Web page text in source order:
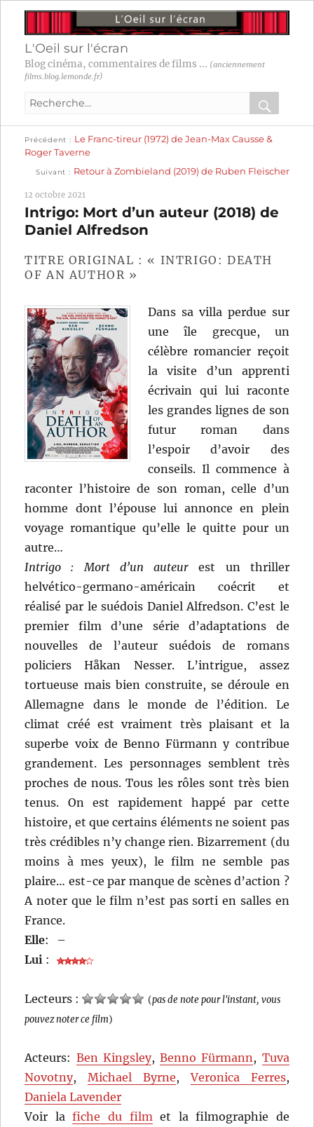
L'Oeil sur l'écran
Blog cinéma, commentaires de films ... (anciennement
films.blog.lemonde.fr)
Recherche
:
OK
Navigation
de
l’article
Précédent
précédente :
Le Franc-tireur (1972) de Jean-Max Causse &
Roger Taverne
Suivant
suivante :
Retour à Zombieland (2019) de Ruben Fleischer
12 octobre 2021
Intrigo: Mort d’un auteur (2018) de
Daniel Alfredson
TITRE ORIGINAL : « INTRIGO: DEATH
OF AN AUTHOR »
Dans sa villa perdue sur
une île grecque, un
célèbre romancier reçoit
la visite d’un apprenti
écrivain qui lui raconte
les grandes lignes de son
futur roman dans
l’espoir d’avoir des
conseils. Il commence à
raconter l’histoire de son roman, celle d’un
homme dont l’épouse lui annonce en plein
voyage romantique qu’elle le quitte pour un
autre…
Intrigo : Mort d’un auteur est un thriller
helvético-germano-américain coécrit et
réalisé par le suédois Daniel Alfredson. C’est le
premier film d’une série d’adaptations de
nouvelles de l’auteur suédois de romans
policiers Håkan Nesser. L’intrigue, assez
tortueuse mais bien construite, se déroule en
Allemagne dans le monde de l’édition. Le
climat créé est vraiment très plaisant et la
superbe voix de Benno Fürmann y contribue
grandement. Les personnages semblent très
proches de nous. Tous les rôles sont très bien
tenus. On est rapidement happé par cette
histoire, et que certains éléments ne soient pas
très crédibles n’y change rien. Bizarrement (du
moins à mes yeux), le film ne semble pas
plaire… est-ce par manque de scènes d’action ?
A noter que le film n’est pas sorti en salles en
France.
Elle:
–
Lui :
Lecteurs : (pas de note pour l'instant, vous
pouvez noter ce film)
Acteurs: Ben Kingsley,Benno Fürmann, Tuva
Novotny,Michael Byrne,Veronica Ferres,
Daniela Lavender
Voir lafiche du filmet la filmographie de